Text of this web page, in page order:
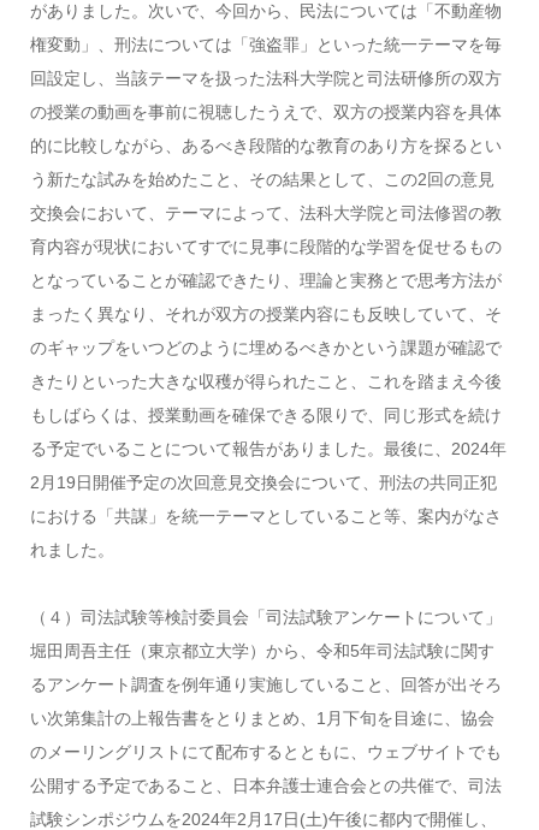
がありました。次いで、今回から、民法については「不動産物
権変動」、刑法については「強盗罪」といった統一テーマを毎
回設定し、当該テーマを扱った法科大学院と司法研修所の双方
の授業の動画を事前に視聴したうえで、双方の授業内容を具体
的に比較しながら、あるべき段階的な教育のあり方を探るとい
う新たな試みを始めたこと、その結果として、この2回の意見
交換会において、テーマによって、法科大学院と司法修習の教
育内容が現状においてすでに見事に段階的な学習を促せるもの
となっていることが確認できたり、理論と実務とで思考方法が
まったく異なり、それが双方の授業内容にも反映していて、そ
のギャップをいつどのように埋めるべきかという課題が確認で
きたりといった大きな収穫が得られたこと、これを踏まえ今後
もしばらくは、授業動画を確保できる限りで、同じ形式を続け
る予定でいることについて報告がありました。最後に、2024年
2月19日開催予定の次回意見交換会について、刑法の共同正犯
における「共謀」を統一テーマとしていること等、案内がなさ
れました。
（４）司法試験等検討委員会「司法試験アンケートについて」
堀田周吾主任（東京都立大学）から、令和5年司法試験に関す
るアンケート調査を例年通り実施していること、回答が出そろ
い次第集計の上報告書をとりまとめ、1月下旬を目途に、協会
のメーリングリストにて配布するとともに、ウェブサイトでも
公開する予定であること、日本弁護士連合会との共催で、司法
試験シンポジウムを2024年2月17日(土)午後に都内で開催し、